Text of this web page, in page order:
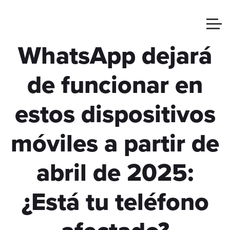
WhatsApp dejará
de funcionar en
estos dispositivos
móviles a partir de
abril de 2025:
¿Está tu teléfono